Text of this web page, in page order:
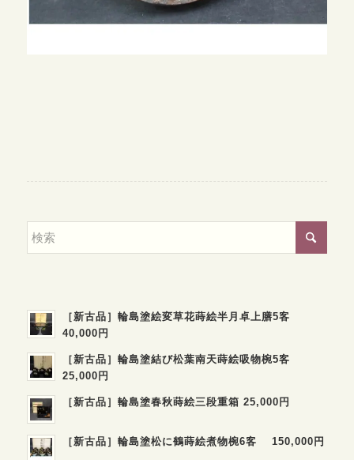
［新古品］輪島塗絵変草花蒔絵半月卓上膳5客
40,000円
［新古品］輪島塗結び松葉南天蒔絵吸物椀5客
25,000円
［新古品］輪島塗春秋蒔絵三段重箱 25,000円
［新古品］輪島塗松に鶴蒔絵煮物椀6客 150,000円